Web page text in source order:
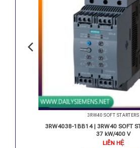
3RW40 SOFT STARTERS
3RW4038-1BB14 | 3RW40 SOFT
37 kW/400 V
LIÊN HỆ